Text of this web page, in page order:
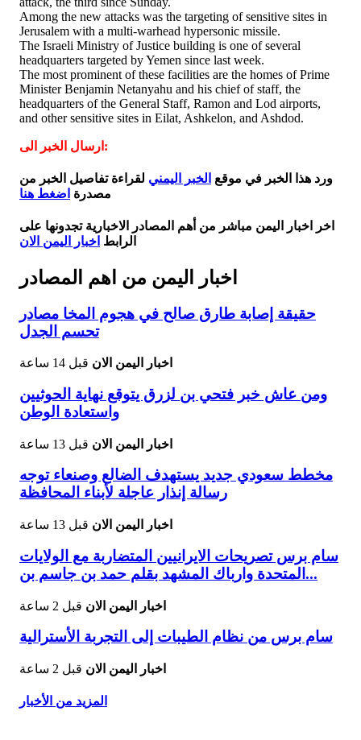
Among the new attacks was the targeting of sensitive sites in
Jerusalem with a multi-warhead hypersonic missile.
The Israeli Ministry of Justice building is one of several
headquarters targeted by Yemen since last week.
The most prominent of these facilities are the homes of Prime
Minister Benjamin Netanyahu and his chief of staff, the
headquarters of the General Staff, Ramon and Lod airports,
and other sensitive sites in Eilat, Ashkelon, and Ashdod.
ارسال الخبر الى:
ورد هذا الخبر في موقع الخبر اليمني لقراءة تفاصيل الخبر من
مصدرة اضغط هنا
اخر اخبار اليمن مباشر من أهم المصادر الاخبارية تجدونها على
الرابط اخبار اليمن الان
اخبار اليمن من اهم المصادر
حقيقة إصابة طارق صالح في هجوم المخا مصادر
تحسم الجدل
اخبار اليمن الان قبل 14 ساعة
ومن عاش خبر فتحي بن لزرق يتوقع نهاية الحوثيين
واستعادة الوطن
اخبار اليمن الان قبل 13 ساعة
مخطط سعودي جديد يستهدف الضالع وصنعاء توجه
رسالة إنذار عاجلة لأبناء المحافظة
اخبار اليمن الان قبل 13 ساعة
سام برس تصريحات الايرانيين المتضاربة مع الولايات
المتحدة وارباك المشهد بقلم حمد بن جاسم بن...
اخبار اليمن الان قبل 2 ساعة
سام برس من نظام الطيبات إلى التجربة الأسترالية
اخبار اليمن الان قبل 2 ساعة
المزيد من الأخبار